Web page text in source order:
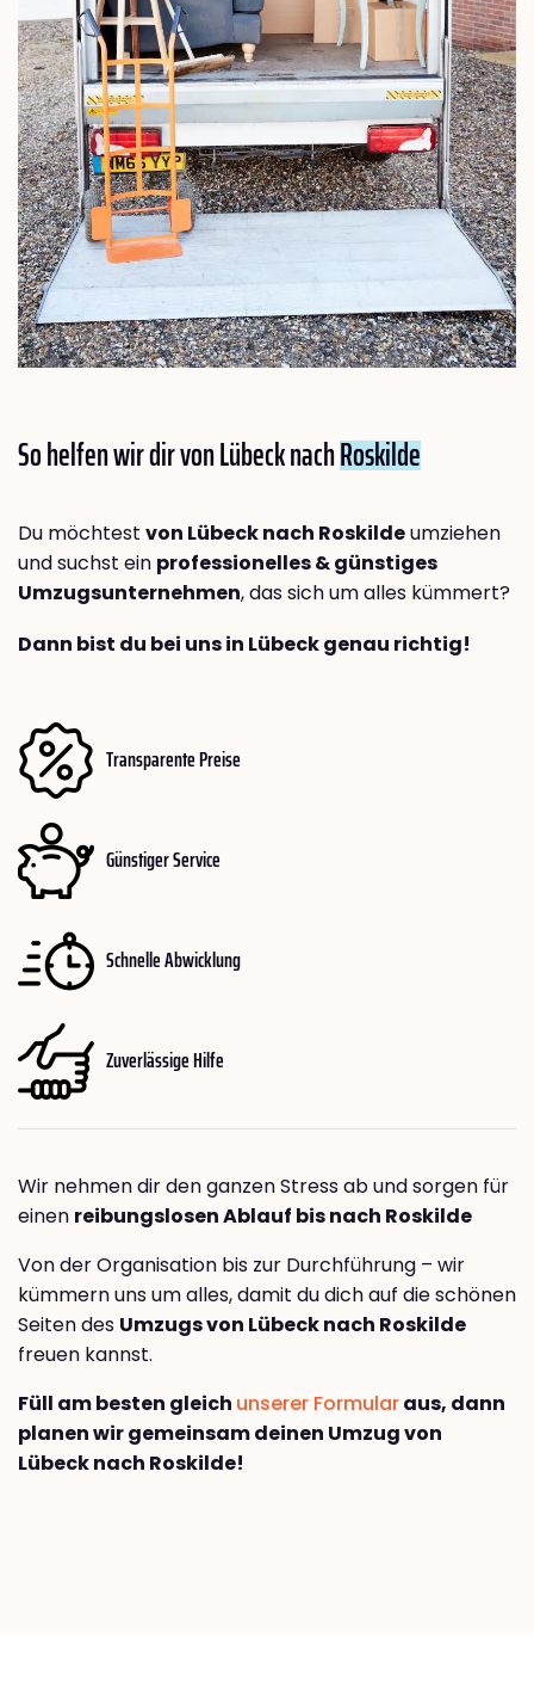
So helfen wir dir von Lübeck nachRoskilde
Du möchtest von Lübeck nach Roskildeumziehen
und suchst ein professionelles & günstiges
Umzugsunternehmen, das sich um alles kümmert?
Dann bist du bei uns in Lübeck genau richtig!
Transparente Preise
Günstiger Service
Schnelle Abwicklung
Zuverlässige Hilfe
Wir nehmen dir den ganzen Stress ab und sorgen für
einen reibungslosen Ablauf bis nach Roskilde
Von der Organisation bis zur Durchführung – wir
kümmern uns um alles, damit du dich auf die schönen
Seiten des Umzugs von Lübeck nach Roskilde
freuen kannst.
Füll am besten gleich unserer Formularaus, dann
planen wir gemeinsam deinen Umzug von
Lübeck nach Roskilde!